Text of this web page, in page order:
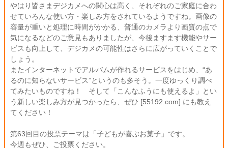
やはり皆さまデジカメへの関心は高く、それぞれのご家庭に合わ
せていろんな使い方・楽しみ方をされているようですね。画像の
容量が重いと処理に時間がかかる、普通のカメラより画質の点で
気になるなどのご意見もありましたが、今後ますます機能やサー
ビスも向上して、デジカメの可能性はさらに広がっていくことで
しょう。
またインターネットでアルバムが作れるサービスをはじめ、“あ
るのに知らないサービス”というのも多そう。一度ゆっくり調べ
てみたいものですね！ そして「こんなふうにも使えるよ」とい
う新しい楽しみ方が見つかったら、ぜひ [55192.com] にも教え
てください！
第63回目の投票テーマは「子どもが喜ぶお菓子」です。
今週もぜひ、ご投票ください。